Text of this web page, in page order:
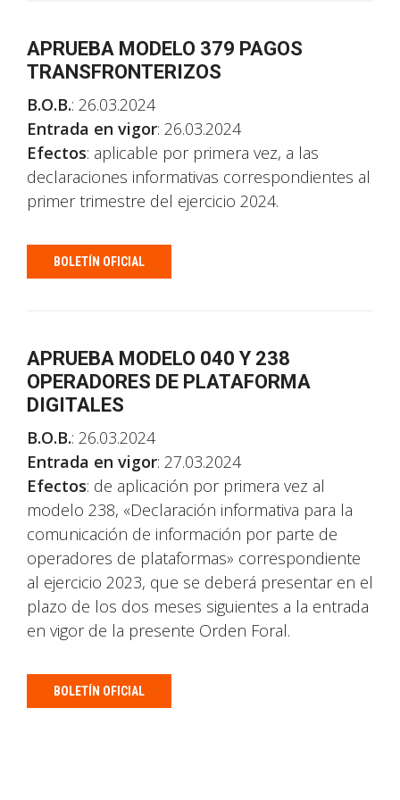
APRUEBA MODELO 379 PAGOS
TRANSFRONTERIZOS
B.O.B.: 26.03.2024
Entrada en vigor: 26.03.2024
Efectos: aplicable por primera vez, a las
declaraciones informativas correspondientes al
primer trimestre del ejercicio 2024.
BOLETÍN OFICIAL
APRUEBA MODELO 040 Y 238
OPERADORES DE PLATAFORMA
DIGITALES
B.O.B.: 26.03.2024
Entrada en vigor: 27.03.2024
Efectos: de aplicación por primera vez al
modelo 238, «Declaración informativa para la
comunicación de información por parte de
operadores de plataformas» correspondiente
al ejercicio 2023, que se deberá presentar en el
plazo de los dos meses siguientes a la entrada
en vigor de la presente Orden Foral.
BOLETÍN OFICIAL